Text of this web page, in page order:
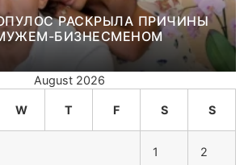
РАСКРЫЛА ПРИЧИНЫ
БИЗНЕСМЕНОМ
August 2026
W T F S S
1 2